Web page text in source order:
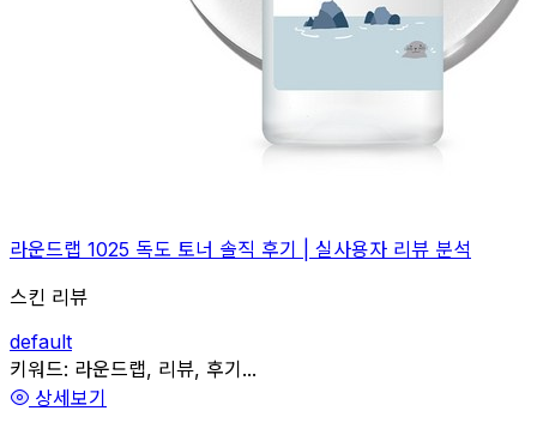
라운드랩 1025 독도 토너 솔직 후기 | 실사용자 리뷰 분석
스킨 리뷰
default
관련
키워드: 라운드랩, 리뷰, 후기...
상세보기